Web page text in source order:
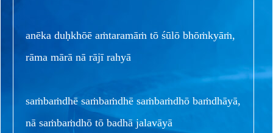
anēka duḥkhōē aṁtaramāṁ tō śūlō bhōṁkyāṁ,
rāma mārā nā rājī rahyā
saṁbaṁdhē saṁbaṁdhē saṁbaṁdhō baṁdhāyā,
nā saṁbaṁdhō tō badhā jalavāyā